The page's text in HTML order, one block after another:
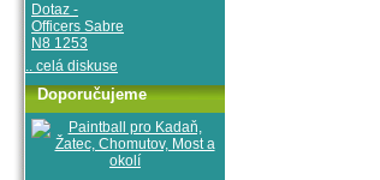
Dotaz -
Officers Sabre
N8 1253
.. celá diskuse
Doporučujeme